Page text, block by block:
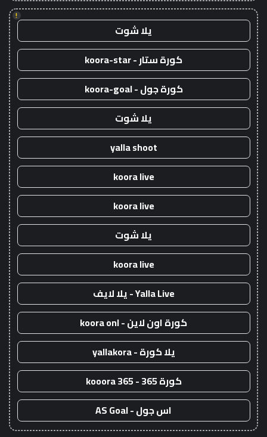
!
يلا شوت
كورة ستار - koora-star
كورة جول - koora-goal
يلا شوت
yalla shoot
koora live
koora live
يلا شوت
koora live
Yalla Live - يلا لايف
كورة اون لاين - koora onl
يلا كورة - yallakora
كورة 365 - kooora 365
اس جول - AS Goal